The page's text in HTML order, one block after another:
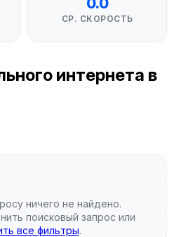
0.0
СР. СКОРОСТЬ
интернета в
ничего не найдено.
поисковый запрос или
все фильтры.